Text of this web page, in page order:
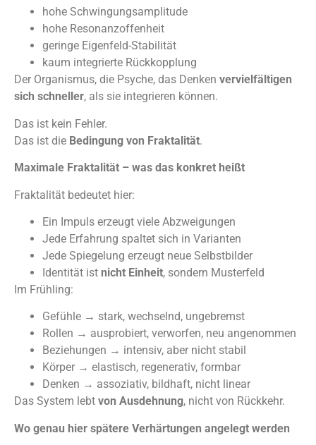
hohe Schwingungsamplitude
hohe Resonanzoffenheit
geringe Eigenfeld-Stabilität
kaum integrierte Rückkopplung
Der Organismus, die Psyche, das Denken vervielfältigen
sich schneller, als sie integrieren können.
Das ist kein Fehler.
Das ist die Bedingung von Fraktalität.
Maximale Fraktalität – was das konkret heißt
Fraktalität bedeutet hier:
Ein Impuls erzeugt viele Abzweigungen
Jede Erfahrung spaltet sich in Varianten
Jede Spiegelung erzeugt neue Selbstbilder
Identität ist nicht Einheit, sondern Musterfeld
Im Frühling:
Gefühle → stark, wechselnd, ungebremst
Rollen → ausprobiert, verworfen, neu angenommen
Beziehungen → intensiv, aber nicht stabil
Körper → elastisch, regenerativ, formbar
Denken → assoziativ, bildhaft, nicht linear
Das System lebt von Ausdehnung, nicht von Rückkehr.
Wo genau hier spätere Verhärtungen angelegt werden